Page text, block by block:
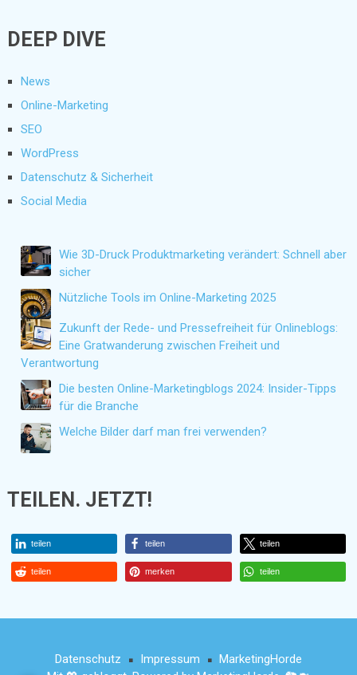
DEEP DIVE
News
Online-Marketing
SEO
WordPress
Datenschutz & Sicherheit
Social Media
Wie 3D-Druck Produktmarketing verändert: Schnell aber
sicher
Nützliche Tools im Online-Marketing 2025
Zukunft der Rede- und Pressefreiheit für Onlineblogs:
Eine Gratwanderung zwischen Freiheit und
Verantwortung
Die besten Online-Marketingblogs 2024: Insider-Tipps
für die Branche
Welche Bilder darf man frei verwenden?
TEILEN. JETZT!
teilen teilen teilen
teilen merken teilen
Datenschutz ■ Impressum ■ MarketingHorde